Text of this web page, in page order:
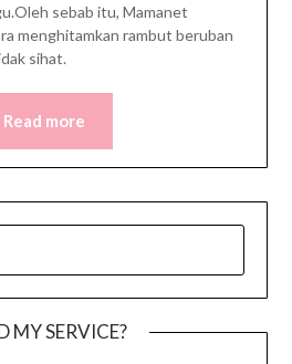
sebab itu, Mamanet
menghitamkan rambut beruban
sihat.
Read more
MY SERVICE?